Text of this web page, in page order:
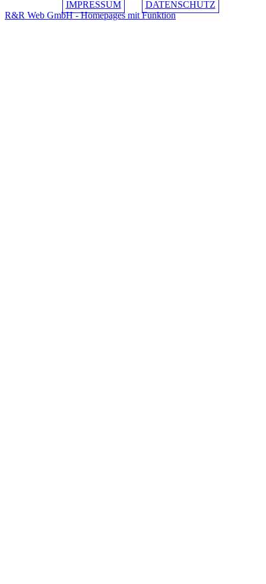
IMPRESSUM
DATENSCHUTZ
R&R Web GmbH - Homepages mit Funktion